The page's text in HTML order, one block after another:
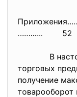
………... 52
В
торговых
получение
товарооборот